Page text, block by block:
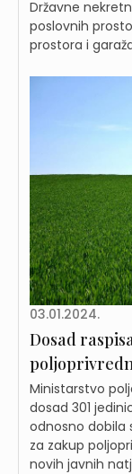
Državne
poslovnih
prostora i
03.01.2024.
Dosad
Ministarstvo
dosad 301
odnosno dobila
za zakup
novih javnih